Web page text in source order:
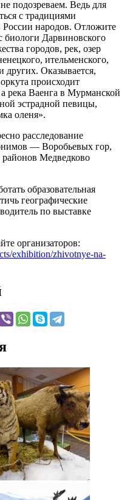
подозреваем. Ведь для
с традициями
народов. Отложите
биологи Дарвиновского
городов, рек, озер
ительменского,
других. Оказывается,
происходит
река Ваенга в Мурманской
эстрадной певицы,
оленя».
расследование
— Воробьевых гор,
Медведково
образовательная
географические
по выставке
организаторов:
exhibition/zhivotnye-na-